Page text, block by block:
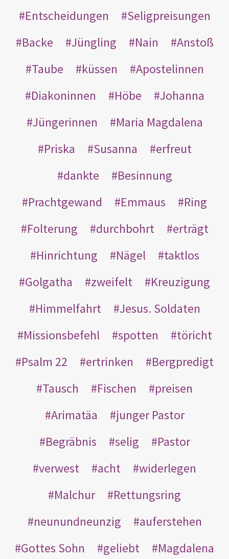
Entscheidungen
Seligpreisungen
Backe
Jüngling Nain
Anstoß
Taube
küssen
Apostelinnen
Diakoninnen
Höbe
Johanna
Jüngerinnen
Maria Magdalena
Priska
Susanna
erfreut
dankte
Besinnung
Prachtgewand
Emmaus
Ring
Folterung
durchbohrt
erträgt
Hinrichtung
Nägel
taktlos
Golgatha
zweifelt
Kreuzigung
Himmelfahrt
Jesus. Soldaten
Missionsbefehl
spotten
töricht
Psalm 22
ertrinken
Bergpredigt
Tausch
Fischen
preisen
Arimatäa
junger Pastor
Begräbnis
selig
Pastor
verwest
acht
widerlegen
Malchur
Rettungsring
neunundneunzig
auferstehen
Gottes Sohn
geliebt
Magdalena